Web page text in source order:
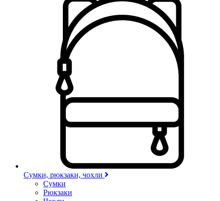
Сумки, рюкзаки, чохли
Сумки
Рюкзаки